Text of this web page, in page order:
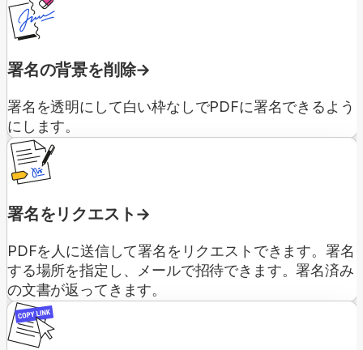
署名の背景を削除
署名を透明にして白い枠なしでPDFに署名できるよう
にします。
署名をリクエスト
PDFを人に送信して署名をリクエストできます。署名
する場所を指定し、メールで招待できます。署名済み
の文書が返ってきます。